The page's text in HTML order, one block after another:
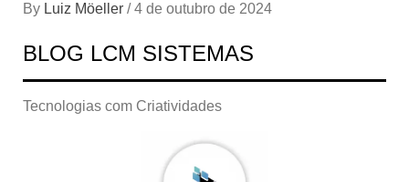
By Luiz Möeller / 4 de outubro de 2024
BLOG LCM SISTEMAS
Tecnologias com Criatividades